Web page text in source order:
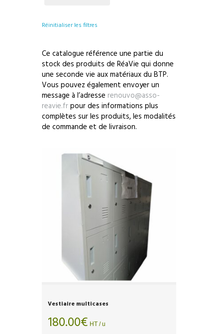
Réinitialiser les filtres
Ce catalogue référence une partie du
stock des produits de RéaVie qui donne
une seconde vie aux matériaux du BTP.
Vous pouvez également envoyer un
message à l’adresse renouvo@asso-
reavie.frpour des informations plus
complètes sur les produits, les modalités
de commande et de livraison.
Vestiaire multicases
180.00€ HT / u